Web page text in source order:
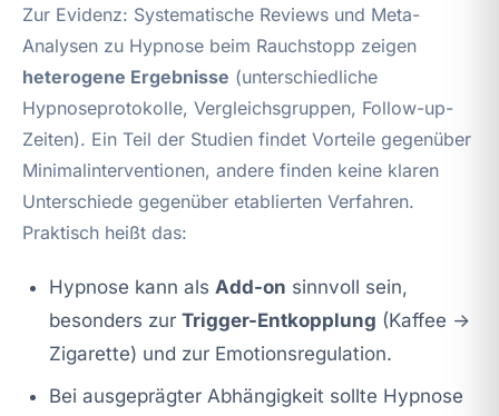
Zur Evidenz: Systematische Reviews und Meta-
Analysen zu Hypnose beim Rauchstopp zeigen
heterogene Ergebnisse (unterschiedliche
Hypnoseprotokolle, Vergleichsgruppen, Follow-up-
Zeiten). Ein Teil der Studien findet Vorteile gegenüber
Minimalinterventionen, andere finden keine klaren
Unterschiede gegenüber etablierten Verfahren.
Praktisch heißt das:
Hypnose kann als Add-on sinnvoll sein,
besonders zur Trigger-Entkopplung (Kaffee →
Zigarette) und zur Emotionsregulation.
Bei ausgeprägter Abhängigkeit sollte Hypnose